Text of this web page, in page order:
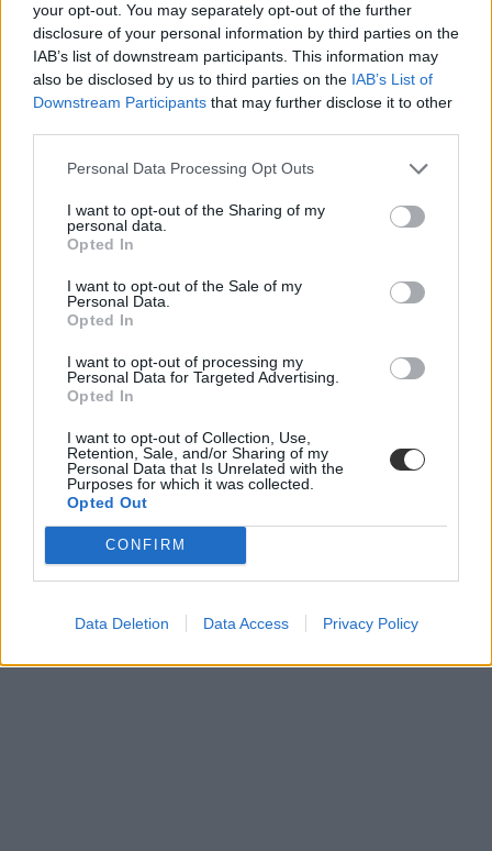
your opt-out. You may separately opt-out of the further
disclosure of your personal information by third parties on the
IAB’s list of downstream participants. This information may
also be disclosed by us to third parties on the IAB’s List of
Downstream Participants that may further disclose it to other
Personal Data Processing Opt Outs
I want to opt-out of the Sharing of my
personal data.
Opted In
I want to opt-out of the Sale of my
Personal Data.
Opted In
I want to opt-out of processing my
Personal Data for Targeted Advertising.
Opted In
I want to opt-out of Collection, Use,
Retention, Sale, and/or Sharing of my
Personal Data that Is Unrelated with the
Purposes for which it was collected.
Opted Out
CONFIRM
Data Deletion Data Access Privacy Policy
történelem
történelem érettségi
érettségi 2023
töriérettségi
töri érettségi
érettségi 2023 május